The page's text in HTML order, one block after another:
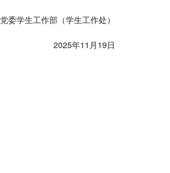
党委学生工作部（学生工作处）
2025年11月19日